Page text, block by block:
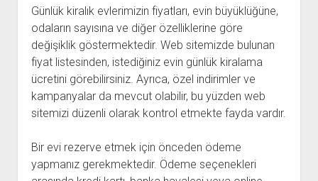
Günlük kiralık evlerimizin fiyatları, evin büyüklüğüne,
odaların sayısına ve diğer özelliklerine göre
değişiklik göstermektedir. Web sitemizde bulunan
fiyat listesinden, istediğiniz evin günlük kiralama
ücretini görebilirsiniz. Ayrıca, özel indirimler ve
kampanyalar da mevcut olabilir, bu yüzden web
sitemizi düzenli olarak kontrol etmekte fayda vardır.
Bir evi rezerve etmek için önceden ödeme
yapmanız gerekmektedir. Ödeme seçenekleri